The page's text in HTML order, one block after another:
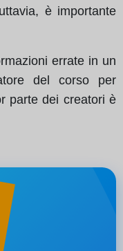
è importante
errate in un
del corso per
parte dei creatori è